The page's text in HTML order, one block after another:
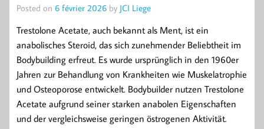
Posted on 6 février 2026 by JCI Liege
Trestolone Acetate, auch bekannt als Ment, ist ein
anabolisches Steroid, das sich zunehmender Beliebtheit im
Bodybuilding erfreut. Es wurde ursprünglich in den 1960er
Jahren zur Behandlung von Krankheiten wie Muskelatrophie
und Osteoporose entwickelt. Bodybuilder nutzen Trestolone
Acetate aufgrund seiner starken anabolen Eigenschaften
und der vergleichsweise geringen östrogenen Aktivität.